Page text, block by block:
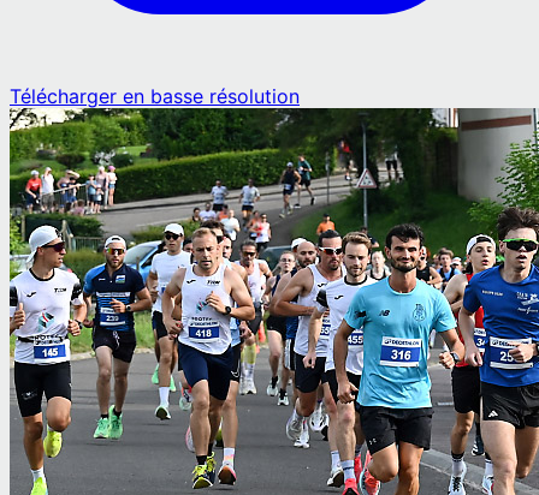
Télécharger en basse résolution